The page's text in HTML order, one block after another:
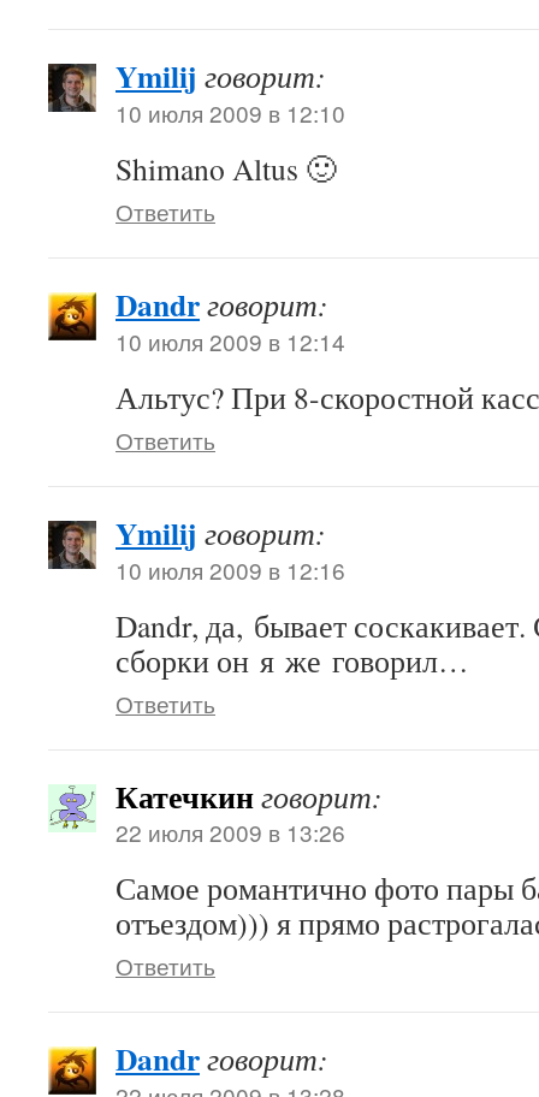
Ymilij говорит:
10 июля 2009 в 12:10
Shimano Altus 🙂
Ответить
Dandrговорит:
10 июля 2009 в 12:14
Альтус? При 8-скоростной
Ответить
Ymilij говорит:
10 июля 2009 в 12:16
Dandr, да, бывает
сборки он я же говорил…
Ответить
Катечкинговорит:
22 июля 2009 в 13:26
Самое романтично фото пары
отъездом))) я прямо
Ответить
Dandrговорит: